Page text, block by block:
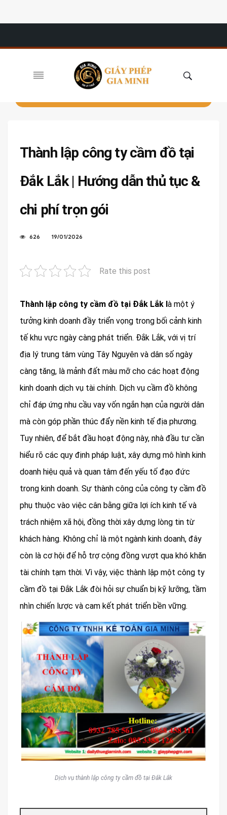
Thành lập công ty cầm đồ tại
Đắk Lắk | Hướng dẫn thủ tục &
chi phí trọn gói
626 19/01/2026
Rate this post
Thành lập công ty cầm đồ tại Đắk Lắk là một ý
tưởng kinh doanh đầy triển vọng trong bối cảnh kinh
tế khu vực ngày càng phát triển. Đắk Lắk, với vị trí
địa lý trung tâm vùng Tây Nguyên và dân số ngày
càng tăng, là mảnh đất màu mỡ cho các hoạt động
kinh doanh dịch vụ tài chính. Dịch vụ cầm đồ không
chỉ đáp ứng nhu cầu vay vốn ngắn hạn của người dân
mà còn góp phần thúc đẩy nền kinh tế địa phương.
Tuy nhiên, để bắt đầu hoạt động này, nhà đầu tư cần
hiểu rõ các quy định pháp luật, xây dựng mô hình kinh
doanh hiệu quả và quan tâm đến yếu tố đạo đức
trong kinh doanh. Sự thành công của công ty cầm đồ
phụ thuộc vào việc cân bằng giữa lợi ích kinh tế và
trách nhiệm xã hội, đồng thời xây dựng lòng tin từ
khách hàng. Không chỉ là một ngành kinh doanh, đây
còn là cơ hội để hỗ trợ cộng đồng vượt qua khó khăn
tài chính tạm thời. Vì vậy, việc thành lập một công ty
cầm đồ tại Đắk Lắk đòi hỏi sự chuẩn bị kỹ lưỡng, tầm
nhìn chiến lược và cam kết phát triển bền vững.
Dịch vụ thành lập công ty cầm đồ tại Đắk Lắk